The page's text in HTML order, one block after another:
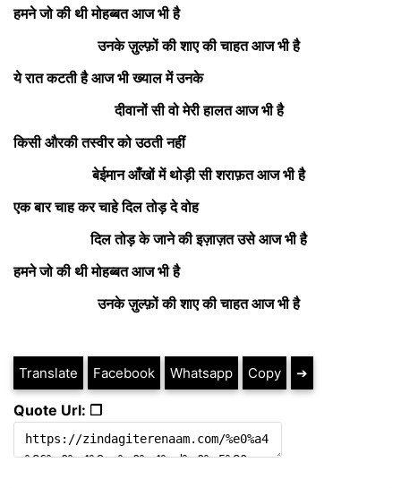
हमने जो की थी मोहब्बत आज भी है
उनके ज़ुल्फ़ों की शाए की चाहत आज भी है
ये रात कटती है आज भी ख्याल में उनके
दीवानों सी वो मेरी हालत आज भी है
किसी औरकी तस्वीर को उठती नहीं
बेईमान आँखों में थोड़ी सी शराफ़त आज भी है
एक बार चाह कर चाहे दिल तोड़ दे वोह
दिल तोड़ के जाने की इज़ाज़त उसे आज भी है
हमने जो की थी मोहब्बत आज भी है
उनके ज़ुल्फ़ों की शाए की चाहत आज भी है
Translate Facebook Whatsapp Copy ➔
Quote Url: ❐